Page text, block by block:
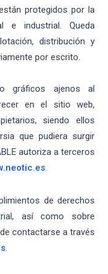
protegidos por la
e industrial. Queda
distribución y
por escrito.
gráficos ajenos al
en el sitio web,
siendo ellos
que pudiera surgir
autoriza a terceros
.
de derechos
así como sobre
contactarse a través
.